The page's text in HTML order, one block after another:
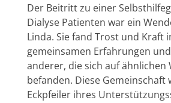
Der Beitritt zu einer
Dialyse Patienten war ein
Linda. Sie fand Trost und Kraft
gemeinsamen Erfahrungen
anderer, die sich auf ähnlichen
befanden. Diese Gemeinschaft
Eckpfeiler ihres